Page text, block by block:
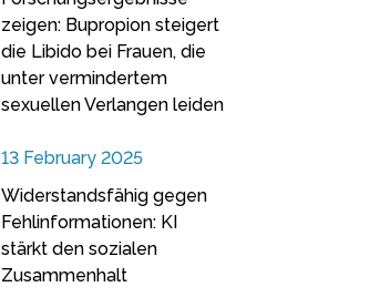
zeigen: Bupropion steigert
die Libido bei Frauen, die
unter vermindertem
sexuellen Verlangen leiden
13 February 2025
Widerstandsfähig gegen
Fehlinformationen: KI
stärkt den sozialen
Zusammenhalt